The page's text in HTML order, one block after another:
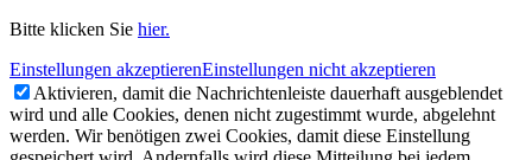
Bitte klicken Sie hier.
Einstellungen akzeptierenEinstellungen nicht akzeptieren
Aktivieren, damit die Nachrichtenleiste dauerhaft ausgeblendet
wird und alle Cookies, denen nicht zugestimmt wurde, abgelehnt
werden. Wir benötigen zwei Cookies, damit diese Einstellung